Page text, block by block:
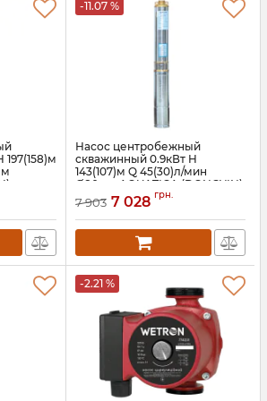
197(158)м
-11.07 %
Насос центробежный
скважинный 0.9кВт H
143(107)м Q 45(30)л/мин
Ø80мм AQUATICA (DONGYIN)
3SDm1.8/33 (777107)
7 903 7 028 грн.
-2.21 %